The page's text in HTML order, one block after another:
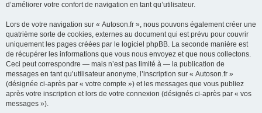
d’améliorer votre confort de navigation en tant qu’utilisateur.
Lors de votre navigation sur « Autoson.fr », nous pouvons également créer une
quatrième sorte de cookies, externes au document qui est prévu pour couvrir
uniquement les pages créées par le logiciel phpBB. La seconde manière est
de récupérer les informations que vous nous envoyez et que nous collectons.
Ceci peut correspondre — mais n’est pas limité à — la publication de
messages en tant qu’utilisateur anonyme, l’inscription sur « Autoson.fr »
(désignée ci-après par « votre compte ») et les messages que vous publiez
après votre inscription et lors de votre connexion (désignés ci-après par « vos
messages »).